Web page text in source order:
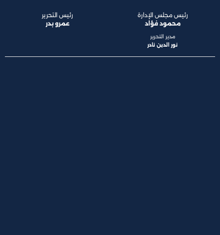
رئيس مجلس الإدارة
محمود فؤاد
مدير التحرير
نور الدين نادر
رئيس التحرير
عمرو بدر